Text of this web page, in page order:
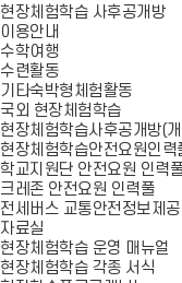
현장체험학습 사후공개방
이용안내
수학여행
수련활동
기타숙박형체험활동
국외 현장체험학습
현장체험학습사후공개방(
현장체험학습안전요원인력
학교지원단 안전요원 인력
크레존 안전요원 인력풀
전세버스 교통안전정보제공
자료실
현장체험학습 운영 매뉴얼
현장체험학습 각종 서식